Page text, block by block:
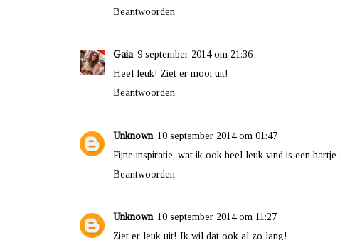
Beantwoorden
Gaia 9 september 2014 om 21:36
Heel leuk! Ziet er mooi uit!
Beantwoorden
Unknown 10 september 2014 om 01:47
Fijne inspiratie, wat ik ook heel leuk vind is een
Beantwoorden
Unknown 10 september 2014 om 11:27
Ziet er leuk uit! Ik wil dat ook al zo lang!